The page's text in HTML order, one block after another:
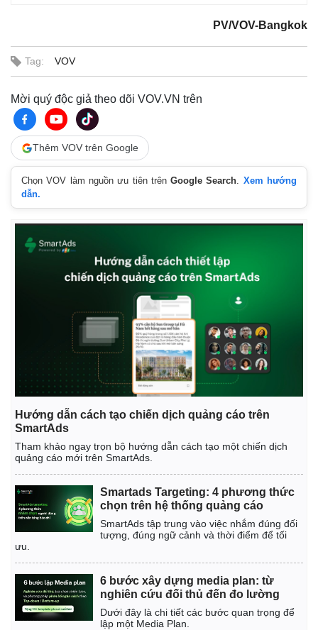
E-MagazinePV/VOV-Bangkok
Tag: VOV
Mời quý độc giả theo dõi VOV.VN trên
Thêm VOV trên Google
Chọn VOV làm nguồn ưu tiên trênGoogle Search. Xem hướng
dẫn.
Hướng dẫn cách tạo chiến dịch quảng cáo trên
SmartAds
Tham khảo ngay trọn bộ hướng dẫn cách tạo một chiến dịch
quảng cáo mới trên SmartAds.
Smartads Targeting: 4 phương thức
chọn trên hệ thống quảng cáo
SmartAds tập trung vào việc nhắm đúng đối
tượng, đúng ngữ cảnh và thời điểm để tối
ưu.
6 bước xây dựng media plan: từ
nghiên cứu đối thủ đến đo lường
Dưới đây là chi tiết các bước quan trọng để
lập một Media Plan.